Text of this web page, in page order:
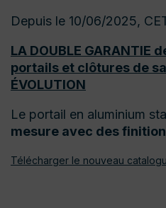
Depuis le 10/06/2025,
LA DOUBLE GARANTIE
portails et clôtures de
ÉVOLUTION
Le portail en aluminium
mesure avec des
Télécharger le nouveau